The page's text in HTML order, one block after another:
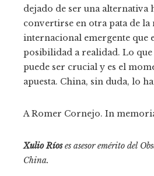
dejado de ser una alternativa
convertirse en otra pata de la
internacional emergente que
posibilidad a realidad. Lo que
puede ser crucial y es el
apuesta. China, sin duda, lo
A Romer Cornejo. In
Xulio Ríoses asesor emérito del
China.